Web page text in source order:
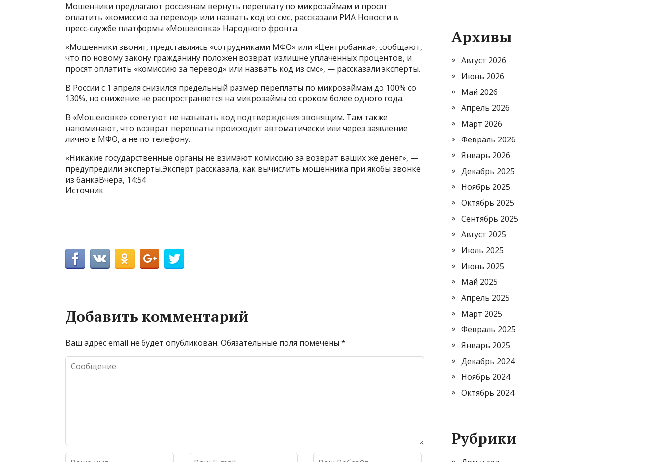
Мошенники предлагают россиянам вернуть переплату по микрозаймам и просят
оплатить «комиссию за перевод» или назвать код из смс, рассказали РИА Новости в
пресс-службе платформы «Мошеловка» Народного фронта.
«Мошенники звонят, представляясь «сотрудниками МФО» или «Центробанка», сообщают,
что по новому закону гражданину положен возврат излишне уплаченных процентов, и
просят оплатить «комиссию за перевод» или назвать код из смс», — рассказали эксперты.
В России с 1 апреля снизился предельный размер переплаты по микрозаймам до 100% со
130%, но снижение не распространяется на микрозаймы со сроком более одного года.
В «Мошеловке» советуют не называть код подтверждения звонящим. Там также
напоминают, что возврат переплаты происходит автоматически или через заявление
лично в МФО, а не по телефону.
«Никакие государственные органы не взимают комиссию за возврат ваших же денег», —
предупредили эксперты.Эксперт рассказала, как вычислить мошенника при якобы звонке
из банкаВчера, 14:54
Источник
Добавить комментарий
Ваш адрес email не будет опубликован. Обязательные поля помечены *
Архивы
Август 2026
Июнь 2026
Май 2026
Апрель 2026
Март 2026
Февраль 2026
Январь 2026
Декабрь 2025
Ноябрь 2025
Октябрь 2025
Сентябрь 2025
Август 2025
Июль 2025
Июнь 2025
Май 2025
Апрель 2025
Март 2025
Февраль 2025
Январь 2025
Декабрь 2024
Ноябрь 2024
Октябрь 2024
Рубрики